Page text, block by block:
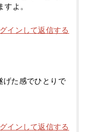
よ。
インして返信する
げた感でひとりで
インして返信する